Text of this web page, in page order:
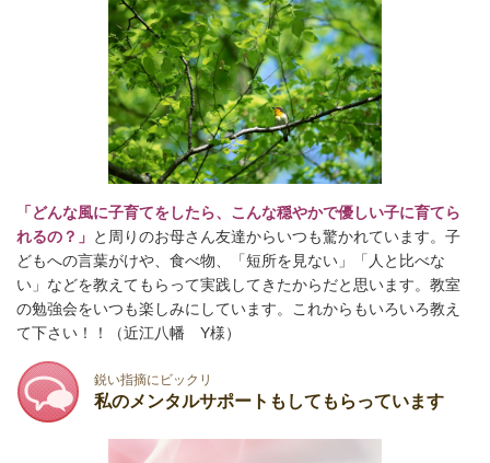
「どんな風に子育てをしたら、こんな穏やかで優しい子に育てら
れるの？」 と周りのお母さん友達からいつも驚かれています。子
どもへの言葉がけや、食べ物、「短所を見ない」「人と比べな
い」などを教えてもらって実践してきたからだと思います。教室
の勉強会をいつも楽しみにしています。これからもいろいろ教え
て下さい！！（近江八幡 Y様）
鋭い指摘にビックリ
私のメンタルサポートもしてもらっています